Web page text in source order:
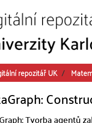
repozitář UK
Tvorba agentů